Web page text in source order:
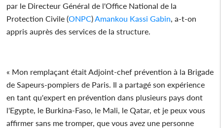
par le Directeur Général de l'Office National de la
Protection Civile (ONPC) Amankou Kassi Gabin , a-t-on
appris auprès des services de la structure.
« Mon remplaçant était Adjoint-chef prévention à la Brigade
de Sapeurs-pompiers de Paris. Il a partagé son expérience
en tant qu'expert en prévention dans plusieurs pays dont
l'Egypte, le Burkina-Faso, le Mali, le Qatar, et je peux vous
affirmer sans me tromper, que vous avez une personne